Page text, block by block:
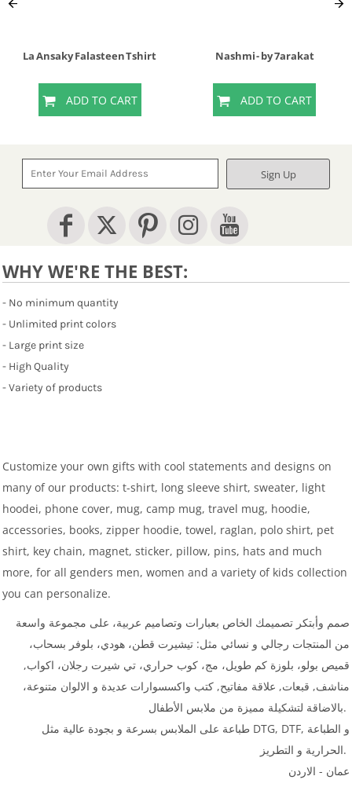
La Ansaky Falasteen Tshirt
ADD TO CART
Nashmi - by 7arakat
ADD TO CART
Sign Up
WHY WE'RE THE BEST:
- No minimum quantity
- Unlimited print colors
- Large print size
- High Quality
- Variety of products
Customize your own gifts with cool statements and designs on
many of our products: t-shirt, long sleeve shirt, sweater, light
hoodei, phone cover, mug, camp mug, travel mug, hoodie,
accessories, books, zipper hoodie, towel, raglan, polo shirt, pet
shirt, key chain, magnet, sticker, pillow, pins, hats and much
more, for all genders men, women and a variety of kids collection
you can personalize.
صمم وأبتكر تصميمك الخاص بعبارات وتصاميم عربية، على مجموعة واسعة
من المنتجات رجالي و نسائي مثل: تيشيرت قطن، هودي، بلوفر بسحاب،
قميص بولو، بلوزة كم طويل، مج، كوب حراري، تي شيرت رجلان، اكواب,
مناشف, قبعات, علاقة مفاتيح, كتب واكسسوارات عديدة و الالوان متنوعة،
بالاضاقة لتشكيلة مميزة من ملابس الأطفال.
طباعة على الملابس بسرعة و بجودة عالية مثل DTG, DTF, و الطباعة
الحرارية و التطريز.
عمان - الاردن